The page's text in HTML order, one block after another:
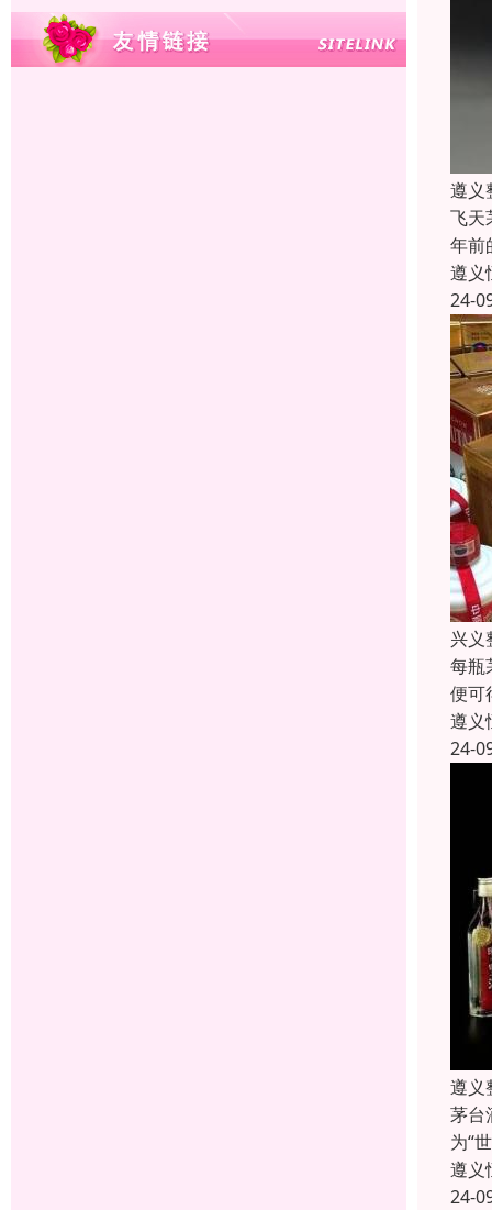
遵义
飞天
年前
遵义
24-
兴义
每瓶
便可
遵义
24-
遵义
茅台
为“
遵义
24-